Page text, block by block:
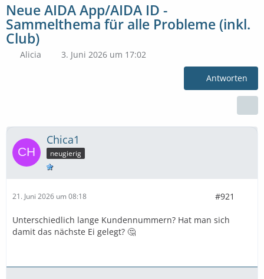
Neue AIDA App/AIDA ID -
Sammelthema für alle Probleme (inkl.
Club)
Alicia 3. Juni 2026 um 17:02
Antworten
Chica1
neugierig
21. Juni 2026 um 08:18 #921
Unterschiedlich lange Kundennummern? Hat man sich
damit das nächste Ei gelegt? 🤔